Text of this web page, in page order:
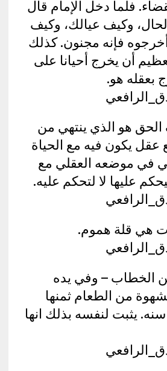
فلما دخل الإمام قال
وكيف عيالك، وكيف
فإنه مجنون. كذلك
أن يخرج أحيانا على
بعقله هو.
الحق هو الذي ينتهي من
يكون فيه مع الحياة
في موضعه العقلي مع
عليها لا لتحكم عليه.
بن الخطاب – وفي يده
من الطعام ثمنها
يثبت لنفسه بذلك انها